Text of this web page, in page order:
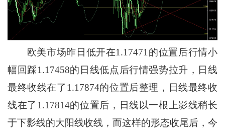
欧美市场昨日低开在1.17471的位置后行情小
幅回踩1.17458的日线低点后行情强势拉升，日线
最终收线在了1.17874的位置后整理，日线最终收
线在了1.17814的位置后，日线以一根上影线稍长
于下影线的大阳线收线，而这样的形态收尾后，今